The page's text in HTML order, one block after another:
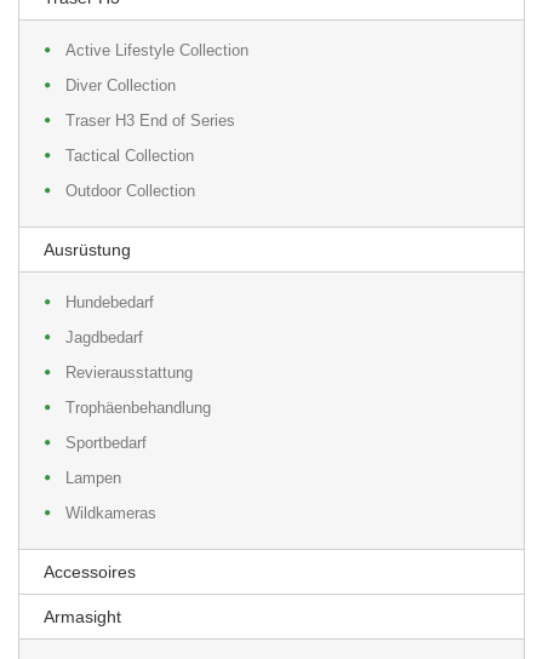
Active Lifestyle Collection
Diver Collection
Traser H3 End of Series
Tactical Collection
Outdoor Collection
Ausrüstung
Hundebedarf
Jagdbedarf
Revierausstattung
Trophäenbehandlung
Sportbedarf
Lampen
Wildkameras
Accessoires
Armasight